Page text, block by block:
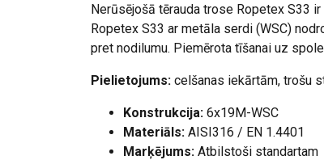
Nerūsējošā tērauda trose Ropetex S33
Ropetex S33 ar metāla serdi (WSC)
pret nodilumu. Piemērota tīšanai uz
Pielietojums: celšanas iekārtām, trošu
Konstrukcija: 6x19M-WSC
Materiāls: AISI316 / EN 1.4401
Marķējums: Atbilstoši standartam